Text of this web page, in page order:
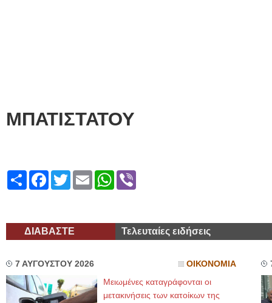
ΜΠΑΤΙΣΤΑΤΟΥ
ShareFacebook
TwitterEmailWhatsApp
ΔΙΑΒΑΣΤΕ Τελευταίες ειδήσεις
7 ΑΥΓΟΥΣΤΟΥ 2026 ΟΙΚΟΝΟΜΙΑ
Μειωμένες καταγράφονται οι
μετακινήσεις των κατοίκων της